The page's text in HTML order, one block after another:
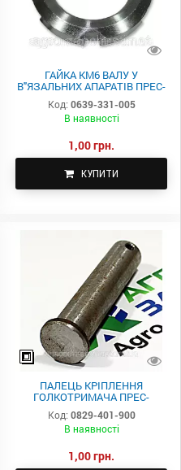
ГАЙКА KM6 ВАЛУ У
В"ЯЗАЛЬНИХ АПАРАТІВ ПРЕС-
ПІДБИРАЧІ SIPMA (PN-82M-
86478) 0639-331-005
Код: 0639-331-005
В наявності
1,00 грн.
КУПИТИ
ПАЛЕЦЬ КРІПЛЕННЯ
ГОЛКОТРИМАЧА ПРЕС-
ПІДБИРАЧІ SIPMA-20X9083.5 П
0829-401-900
Код: 0829-401-900
В наявності
1,00 грн.